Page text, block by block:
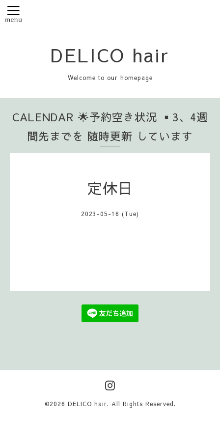
DELICO hair
Welcome to our homepage
CALENDAR 🌟予約空き状況 ▪️3、4週
間先までを 随時更新 しています
定休日
2023-05-16 (Tue)
©2026 DELICO hair. All Rights Reserved.